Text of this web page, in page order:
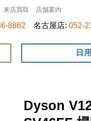
来店買取 店舗案内
8862 名古屋店: 052-
日
Dyson